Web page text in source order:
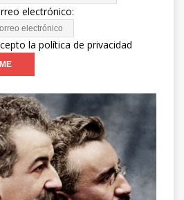
electrónico:
la política de privacidad